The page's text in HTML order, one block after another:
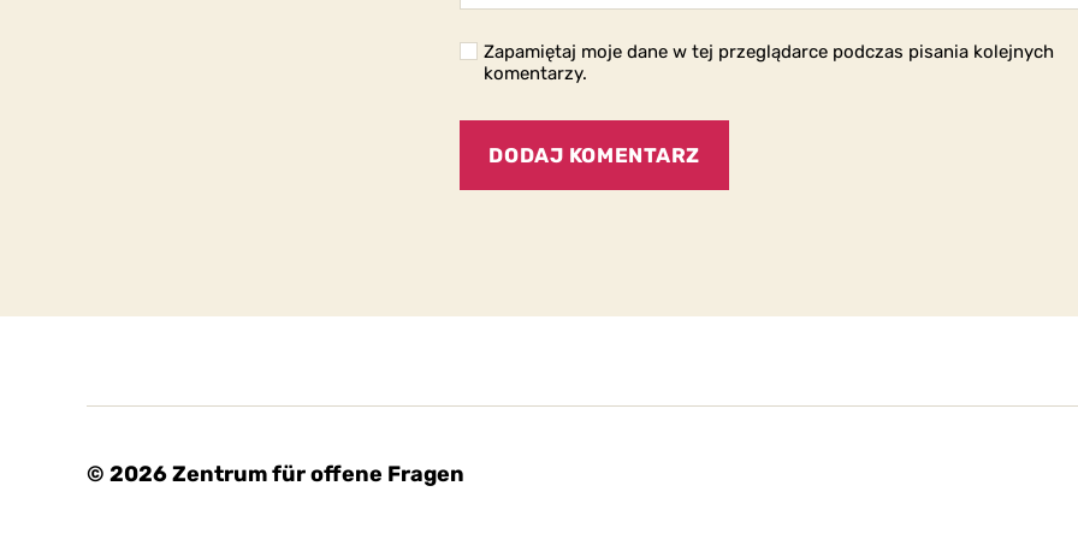
Zapamiętaj moje dane w tej przeglądarce podczas pisania kolejnych
komentarzy.
© 2026Zentrum für offene Fragen